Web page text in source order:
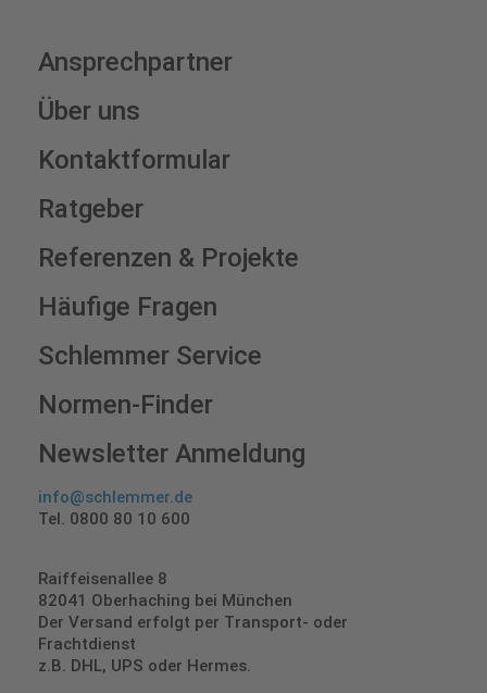
Ansprechpartner
Über uns
Kontaktformular
Ratgeber
Referenzen & Projekte
Häufige Fragen
Schlemmer Service
Normen-Finder
Newsletter Anmeldung
info@schlemmer.de
Tel. 0800 80 10 600
Raiffeisenallee 8
82041 Oberhaching bei München
Der Versand erfolgt per Transport- oder
Frachtdienst
z.B. DHL, UPS oder Hermes.